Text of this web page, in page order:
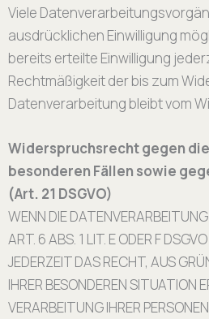
Viele
ausdrücklichen Einwilligung
bereits erteilte Einwilligung
Rechtmäßigkeit der bis zum
Datenverarbeitung bleibt vom
Widerspruchsrecht gegen
besonderen Fällen sowie
(Art. 21 DSGVO)
WENN DIE
ART. 6 ABS. 1 LIT. E ODER F
JEDERZEIT DAS RECHT, AUS
IHRER BESONDEREN SITUATION
VERARBEITUNG IHRER